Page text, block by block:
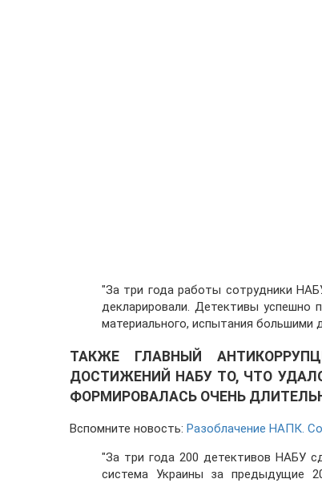
"За три года работы сотрудники
декларировали. Детективы успешно
материального, испытания большими
ТАКЖЕ ГЛАВНЫЙ
ДОСТИЖЕНИЙ НАБУ ТО, ЧТО
ФОРМИРОВАЛАСЬ ОЧЕНЬ
Вспомните новость: Разоблачение НАПК.
"За три года 200 детективов НАБУ
система Украины за предыдущие